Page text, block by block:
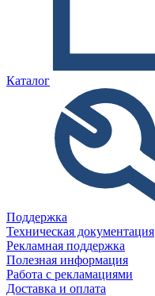
Каталог
Поддержка
Техническая документация
Рекламная поддержка
Полезная информация
Работа с рекламациями
Доставка и оплата